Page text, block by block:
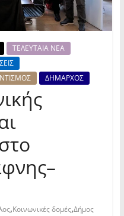
ΤΕΛΕΥΤΑΙΑ ΝΕΑ
ΔΗΜΑΡΧΟΣ
,Κοινωνικές δομές,Δήμος